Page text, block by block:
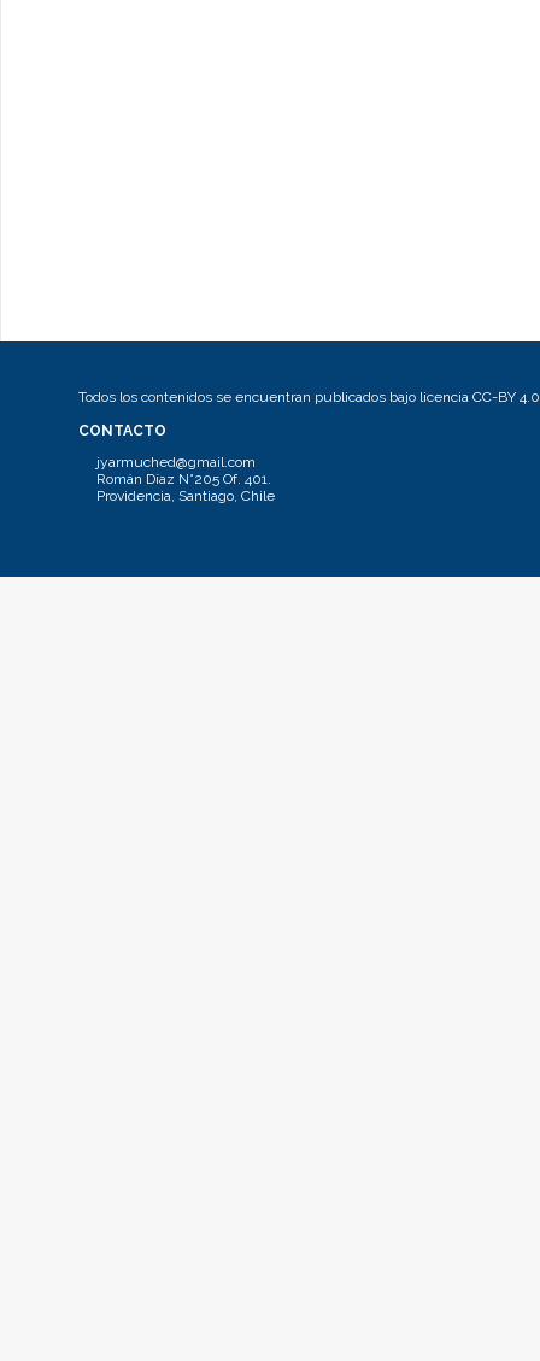
Todos los contenidos se encuentran publicados bajo licencia CC-BY 4.0
CONTACTO
jyarmuched@gmail.com
Román Díaz N°205 Of. 401.
Providencia, Santiago, Chile